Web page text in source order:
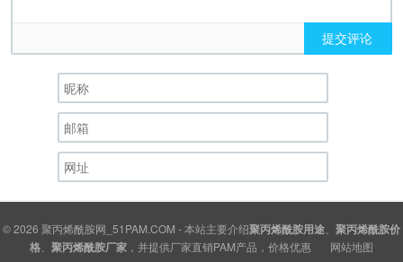
提交评论
© 2026 聚丙烯酰胺网_51PAM.COM - 本站主要介绍聚丙烯酰胺用途
聚丙烯酰胺价
格
聚丙烯酰胺厂家 ，并提供厂家直销PAM产品，价格优惠 网站地图